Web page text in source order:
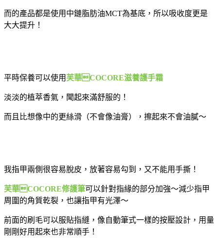
而的產品都是使用中鏈脂肪油MCT為基底，所以吸收度更是
大大提升！
平時保養可以使用 芙華COCORE滋養護手霜
淡淡的植萃香氣，聞起來滿舒服的！
而且比想像中的更絲滑（不會像油膏），擦起來不會油膩～
我指甲兩側很容易脫皮，放著容易勾到，又不能用手撕！
芙華COCORE修護筆可以針對指緣的部分加強～減少指甲
周圍的角質乾裂，也讓指甲有光澤～
前面的刷毛可以服貼指縫，像自動筆式一樣的按壓設計，用量
剛剛好用起來也非常順手！